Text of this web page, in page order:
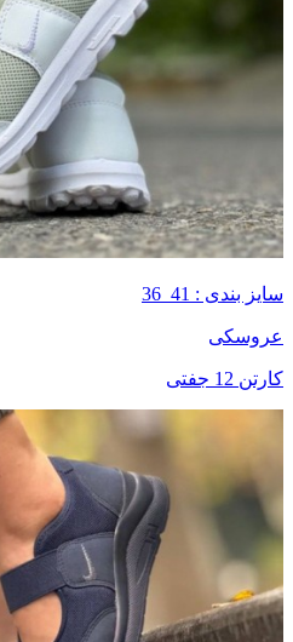
سایز بندی : 41_36
عروسکی
کارتن 12 جفتی